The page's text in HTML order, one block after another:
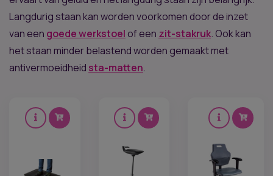
Langdurig staan kan worden voorkomen door de inzet
van een goede werkstoel of een zit-stakruk. Ook kan
het staan minder belastend worden gemaakt met
antivermoeidheid sta-matten.